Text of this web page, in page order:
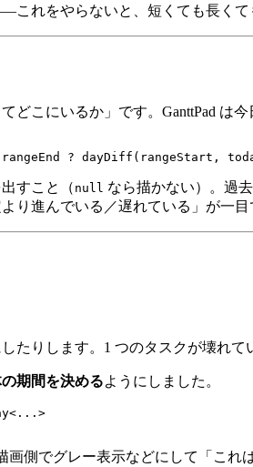
これをやらないと、短くても長くて
こにいるか」です。GanttPad は今
すこと（null なら描かない）。過
り進んでいる／遅れている」が一目
たりします。1 つのタスクが壊れ
期間を決めるようにしました。
画側でグレー表示などにして「こ